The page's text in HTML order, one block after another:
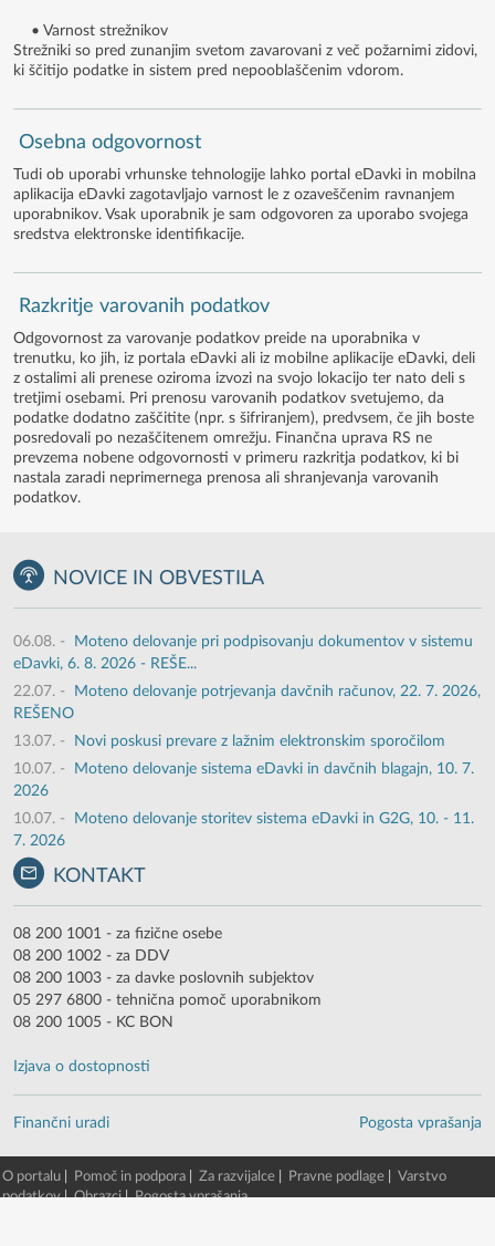
• Varnost strežnikov
Strežniki so pred zunanjim svetom zavarovani z več požarnimi zidovi,
ki ščitijo podatke in sistem pred nepooblaščenim vdorom.
Osebna odgovornost
Tudi ob uporabi vrhunske tehnologije lahko portal eDavki in mobilna
aplikacija eDavki zagotavljajo varnost le z ozaveščenim ravnanjem
uporabnikov. Vsak uporabnik je sam odgovoren za uporabo svojega
sredstva elektronske identifikacije.
Razkritje varovanih podatkov
Odgovornost za varovanje podatkov preide na uporabnika v
trenutku, ko jih, iz portala eDavki ali iz mobilne aplikacije eDavki, deli
z ostalimi ali prenese oziroma izvozi na svojo lokacijo ter nato deli s
tretjimi osebami. Pri prenosu varovanih podatkov svetujemo, da
podatke dodatno zaščitite (npr. s šifriranjem), predvsem, če jih boste
posredovali po nezaščitenem omrežju. Finančna uprava RS ne
prevzema nobene odgovornosti v primeru razkritja podatkov, ki bi
nastala zaradi neprimernega prenosa ali shranjevanja varovanih
podatkov.
NOVICE IN OBVESTILA
06.08. -
Moteno delovanje pri podpisovanju dokumentov v sistemu
eDavki, 6. 8. 2026 - REŠE...
22.07. -
Moteno delovanje potrjevanja davčnih računov, 22. 7. 2026,
REŠENO
13.07. -
Novi poskusi prevare z lažnim elektronskim sporočilom
10.07. -
Moteno delovanje sistema eDavki in davčnih blagajn, 10. 7.
2026
10.07. -
Moteno delovanje storitev sistema eDavki in G2G, 10. - 11.
7. 2026
KONTAKT
08 200 1001 - za fizične osebe
08 200 1002 - za DDV
08 200 1003 - za davke poslovnih subjektov
05 297 6800 - tehnična pomoč uporabnikom
08 200 1005 - KC BON
Izjava o dostopnosti
Finančni uradi Pogosta vprašanja
O portalu Pomoč in podpora Za razvijalce Pravne podlage
Varstvo
podatkov|Obrazci|Pogosta vprašanja